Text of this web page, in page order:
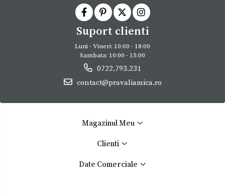
Suport clienti
Luni - Vineri: 10:00 - 18:00
Sambata: 10:00 - 15:00
0722.793.231
contact@pravaliamica.ro
Magazinul Meu
Clienti
Date Comerciale